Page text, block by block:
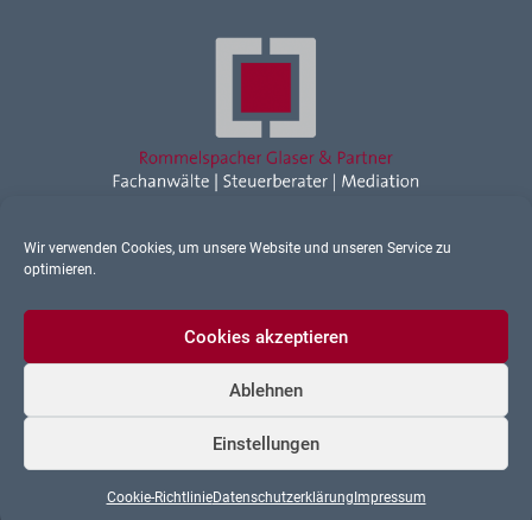
Wir verwenden Cookies, um unsere Website und unseren Service zu
optimieren.
Cookies akzeptieren
Ablehnen
Einstellungen
Cookie-RichtlinieDatenschutzerklärung Impressum
Rechtsanwalt Ravensburg
Sonstiges
Impressum